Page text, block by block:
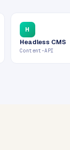
H
Headless CMS
Content-API